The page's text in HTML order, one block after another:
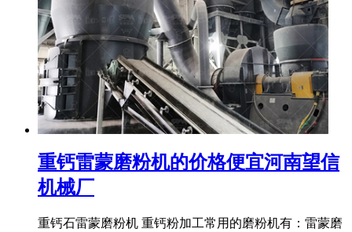
重钙雷蒙磨粉机的价格便宜河南望信
机械厂
重钙石雷蒙磨粉机 重钙粉加工常用的磨粉机有：雷蒙磨